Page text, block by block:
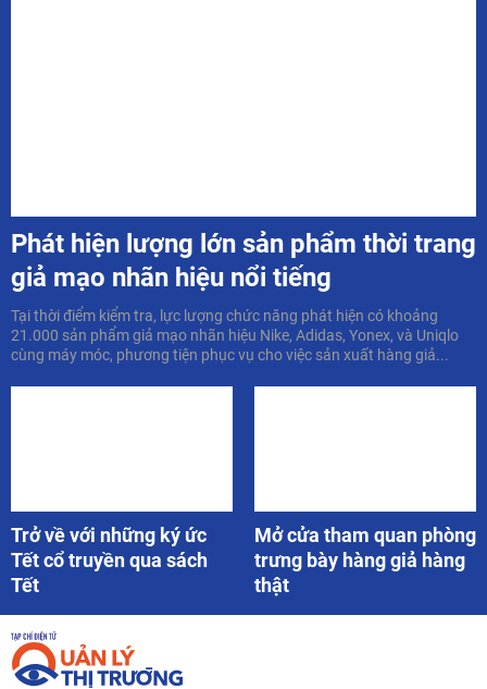
Phát hiện lượng lớn sản phẩm thời trang
giả mạo nhãn hiệu nổi tiếng
Tại thời điểm kiểm tra, lực lượng chức năng phát hiện có khoảng
21.000 sản phẩm giả mạo nhãn hiệu Nike, Adidas, Yonex, và Uniqlo
cùng máy móc, phương tiện phục vụ cho việc sản xuất hàng giả...
Trở về với những ký ức
Tết cổ truyền qua sách
Tết
Mở cửa tham quan phòng
trưng bày hàng giả hàng
thật